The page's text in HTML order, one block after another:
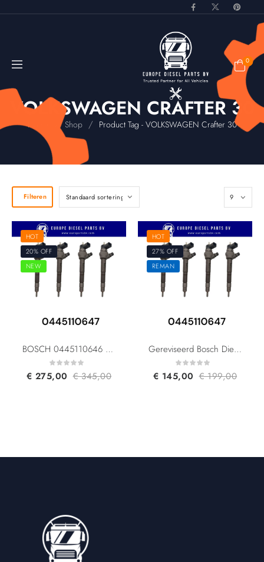
0
VOLKSWAGEN CRAFTER 30
Home Shop / Product Tag - VOLKSWAGEN Crafter 30
Filteren
HOT
20% OFF
NEW
BOSCH 0445110646 0445110647 03L130277J 03L130277Q For Audi Skoda Seat Volkswagen 2.0 TDI
€ 275,00 €345,00
HOT
27% OFF
REMAN
Gereviseerd Bosch Diesel Injector 0445110646 0445110647 03L130277J 03L130277Q For Audi Skoda Seat Volkswagen 2.0 TDI
€ 145,00 €199,00